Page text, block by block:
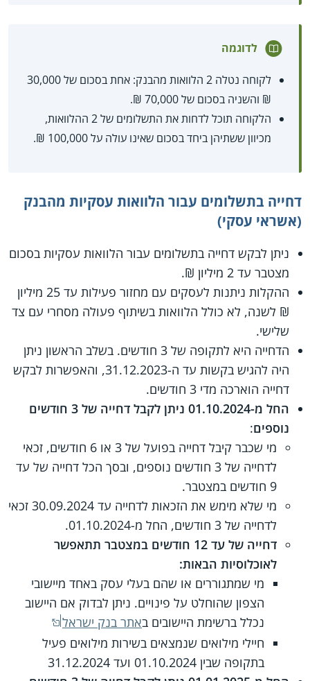
לדוגמה
לקוחה נטלה 2 הלוואות מהבנק: אחת בסכום של 30,000
₪ והשניה בסכום של 70,000 ₪.
הלקוחה תוכל לדחות את התשלומים של 2 ההלוואות,
מכיוון ששתיהן ביחד בסכום שאינו עולה על 100,000 ₪.
דחייה בתשלומים עבור הלוואות עסקיות מהבנק
(אשראי עסקי)
ניתן לבקש דחייה בתשלומים עבור הלוואות עסקיות בסכום
מצטבר עד 2 מיליון ₪.
ההקלות ניתנות לעסקים עם מחזור פעילות עד 25 מיליון
₪ לשנה, לא כולל הלוואות בשיתוף פעולה מסחרי עם צד
שלישי.
הדחייה היא לתקופה של 3 חודשים. בשלב הראשון ניתן
היה להגיש בקשות עד ה-31.12.2023, והאפשרות לבקש
דחייה הוארכה מדי 3 חודשים.
החל מ-01.10.2024 ניתן לקבל דחייה של 3 חודשים
נוספים:
מי שכבר קיבל דחייה בפועל של 3 או 6 חודשים, זכאי
לדחייה של 3 חודשים נוספים, ובסך הכל דחייה של עד
9 חודשים במצטבר.
מי שלא מימש את הזכאות לדחייה עד 30.09.2024 זכאי
לדחייה של 3 חודשים, החל מ-01.10.2024.
דחייה של עד 12 חודשים במצטבר תתאפשר
לאוכלוסיות הבאות:
מי שמתגוררים או שהם בעלי עסק באחד מיישובי
הצפון שהוחלט על פינויים. ניתן לבדוק אם היישוב
נכלל ברשימת היישובים באתר בנק ישראל
חיילי מילואים שנמצאים בשירות מילואים פעיל
בתקופה שבין 01.10.2024 ועד 31.12.2024